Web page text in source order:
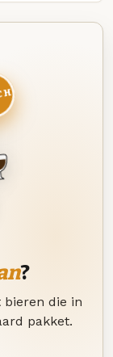
?
bieren die in
pakket.